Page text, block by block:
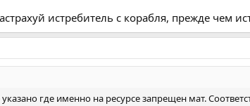
истребитель с корабля, прежде чем
где именно на ресурсе запрещен мат.